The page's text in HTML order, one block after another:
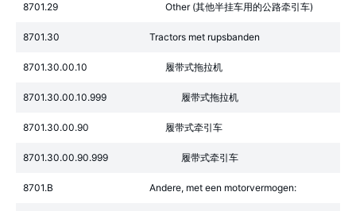
8701.29 Other (其他半挂车用的公路牵引车)
8701.30 Tractors met rupsbanden
8701.30.00.10 履带式拖拉机
8701.30.00.10.999 履带式拖拉机
8701.30.00.90 履带式牵引车
8701.30.00.90.999 履带式牵引车
8701.B Andere, met een motorvermogen: